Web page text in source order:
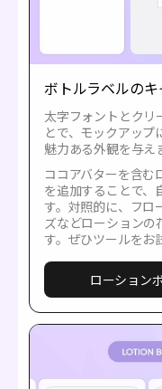
ボトルラベルの
太字フォントとクリ
とで、モックアッ
魅力ある外観を与え
ココアバターを含
を追加することで、
す。対照的に、フロ
ズなどローションの
す。ぜひツールをお
ローション